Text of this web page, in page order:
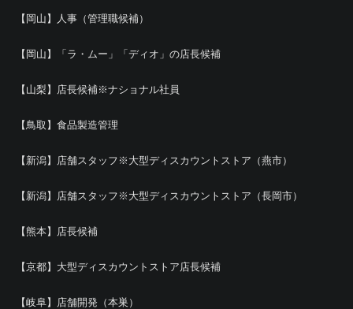
【岡山】人事（管理職候補）
【岡山】「ラ・ムー」「ディオ」の店長候補
【山梨】店長候補※ナショナル社員
【鳥取】食品製造管理
【新潟】店舗スタッフ※大型ディスカウントストア（燕市）
【新潟】店舗スタッフ※大型ディスカウントストア（長岡市）
【熊本】店長候補
【京都】大型ディスカウントストア店長候補
【岐阜】店舗開発（本巣）